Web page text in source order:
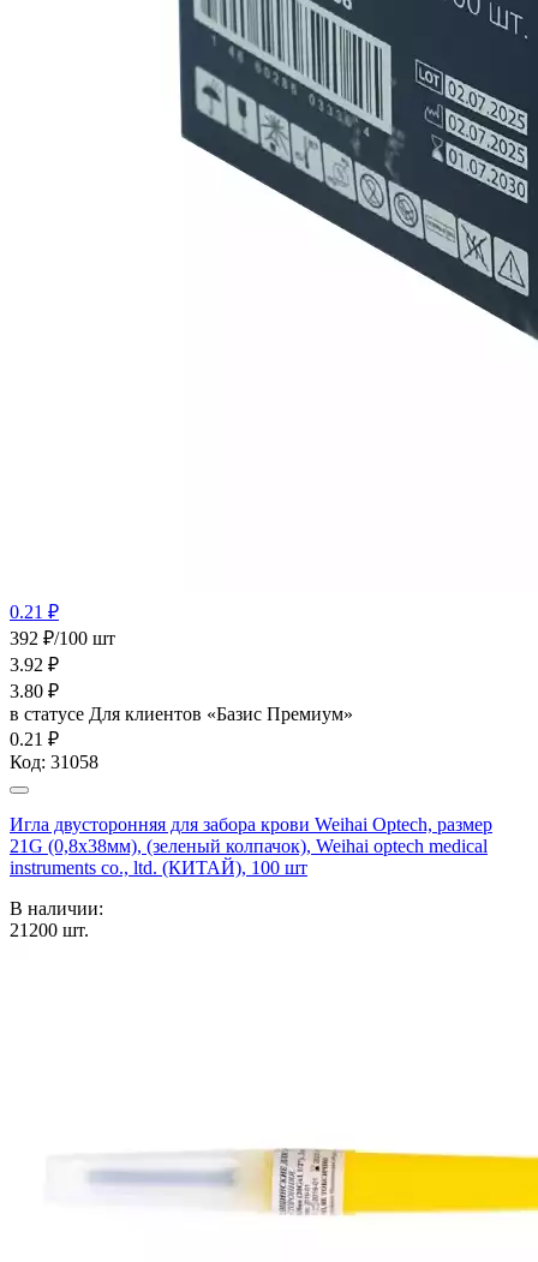
0.21 ₽
392 ₽/100 шт
3.92 ₽
3.80 ₽
в статусе Для клиентов «Базис Премиум»
0.21 ₽
Код: 31058
Игла двусторонняя для забора крови Weihai Optech, размер
21G (0,8х38мм), (зеленый колпачок), Weihai optech medical
instruments co., ltd. (КИТАЙ), 100 шт
В наличии:
21200 шт.